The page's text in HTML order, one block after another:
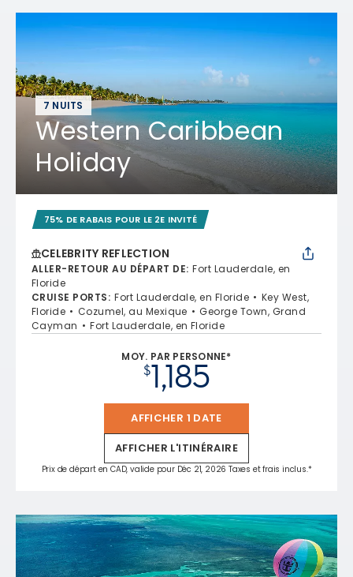
7 NUITS
Western Caribbean
Holiday
75% DE RABAIS POUR LE 2E INVITÉ
CELEBRITY REFLECTION
ALLER-RETOUR AU DÉPART DE: Fort Lauderdale, en
Floride
CRUISE PORTS: Fort Lauderdale, en Floride
Key West,
Floride
Cozumel, au Mexique
George Town, Grand
Cayman
Fort Lauderdale, en Floride
MOY. PAR PERSONNE*
$1,185
AFFICHER 1 DATE
AFFICHER L'ITINÉRAIRE
Prix de départ en CAD, valide pour Déc 21, 2026 Taxes et frais inclus.*